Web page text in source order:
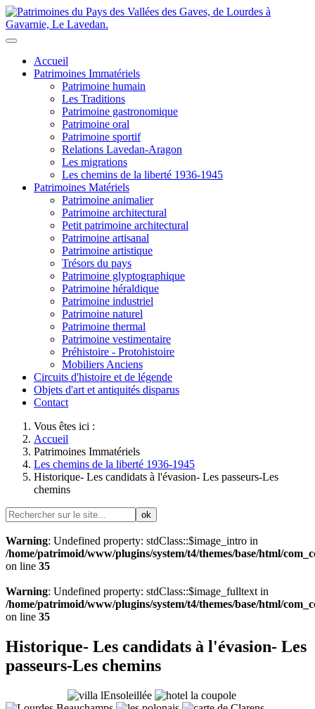
Accueil
Patrimoines Immatériels
Patrimoine humain
Les Traditions
Patrimoine gastronomique
Patrimoine oral
Patrimoine sportif
Relations Lavedan-Aragon
Les migrations
Les chemins de la liberté 1936-1945
Patrimoines Matériels
Patrimoine animalier
Patrimoine architectural
Petit patrimoine architectural
Patrimoine artisanal
Patrimoine artistique
Trésors du pays
Patrimoine glyptographique
Patrimoine héraldique
Patrimoine industriel
Patrimoine naturel
Patrimoine thermal
Patrimoine vestimentaire
Préhistoire - Protohistoire
Mobiliers Anciens
Circuits d'histoire et de légende
Objets d'art et antiquités disparus
Contact
Vous êtes ici :
Accueil
Patrimoines Immatériels
Les chemins de la liberté 1936-1945
Historique- Les candidats à l'évasion- Les passeurs-Les
chemins
ok
Warning: Undefined property: stdClass::$image_intro in
/home/patrimoid/www/plugins/system/t4/themes/base/html/
on line 35
Warning: Undefined property: stdClass::$image_fulltext in
/home/patrimoid/www/plugins/system/t4/themes/base/html/
on line 35
Historique- Les candidats à l'évasion- Les
passeurs-Les chemins